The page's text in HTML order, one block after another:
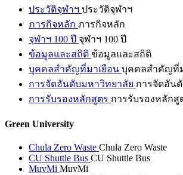
ประวัติจุฬาฯ ประวัติจุฬาฯ
ภารกิจหลัก ภารกิจหลัก
จุฬาฯ 100 ปี จุฬาฯ 100 ปี
ข้อมูลและสถิติ ข้อมูลและสถิติ
บุคคลสำคัญที่มาเยือน บุคคลสำคัญที่
การจัดอันดับมหาวิทยาลัย การจัดอัน
การรับรองหลักสูตร การรับรองหลักสู
Green University
Chula Zero Waste Chula Zero Waste
CU Shuttle Bus CU Shuttle Bus
MuvMi MuvMi